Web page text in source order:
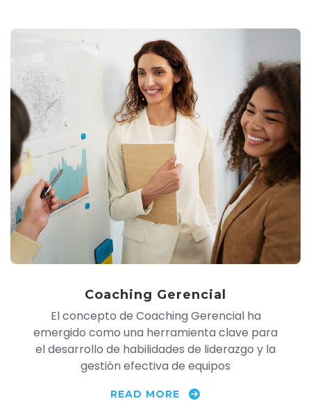
Coaching Gerencial
El concepto de Coaching Gerencial ha
emergido como una herramienta clave para
el desarrollo de habilidades de liderazgo y la
gestión efectiva de equipos
READ MORE